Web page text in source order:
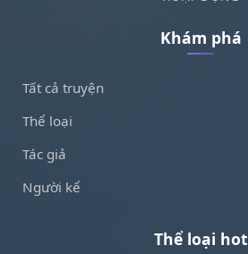
Khám phá
Tất cả truyện
Thể loại
Tác giả
Người kể
Thể loại hot